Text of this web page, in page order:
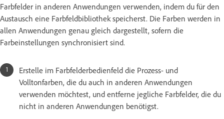
Farbfelder in anderen Anwendungen verwenden, indem du für den
Austausch eine Farbfeldbibliothek speicherst. Die Farben werden in
allen Anwendungen genau gleich dargestellt, sofern die
Farbeinstellungen synchronisiert sind.
Erstelle im Farbfelderbedienfeld die Prozess- und
Volltonfarben, die du auch in anderen Anwendungen
verwenden möchtest, und entferne jegliche Farbfelder, die du
nicht in anderen Anwendungen benötigst.